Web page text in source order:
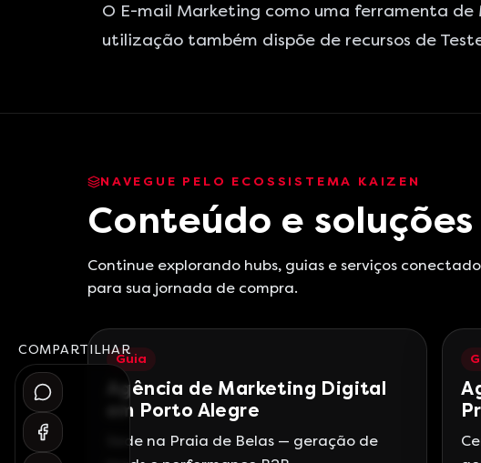
COMPARTILHAR
O E-mail Marketing como uma ferramenta
utilização também dispõe de recursos de
NAVEGUE PELO ECOSSISTEMA KAIZEN
Conteúdo e
Continue explorando hubs, guias e serviços
para sua jornada de compra.
Guia
Agência de Marketing Digital
em Porto Alegre
Sede na Praia de Belas — geração de